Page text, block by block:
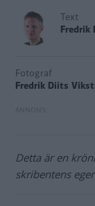
Text
Fredrik
Fotograf
Fredrik Diits
Detta är en
skribentens